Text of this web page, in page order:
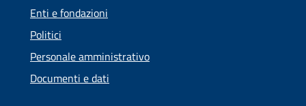
Enti e fondazioni
Politici
Personale amministrativo
Documenti e dati